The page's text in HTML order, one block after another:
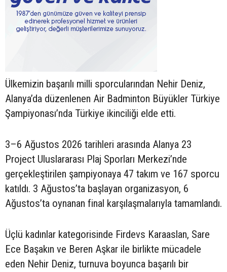
Ülkemizin başarılı milli sporcularından Nehir Deniz,
Alanya’da düzenlenen Air Badminton Büyükler Türkiye
Şampiyonası’nda Türkiye ikinciliği elde etti.
3–6 Ağustos 2026 tarihleri arasında Alanya 23
Project Uluslararası Plaj Sporları Merkezi’nde
gerçekleştirilen şampiyonaya 47 takım ve 167 sporcu
katıldı. 3 Ağustos’ta başlayan organizasyon, 6
Ağustos’ta oynanan final karşılaşmalarıyla tamamlandı.
Üçlü kadınlar kategorisinde Firdevs Karaaslan, Sare
Ece Başakın ve Beren Aşkar ile birlikte mücadele
eden Nehir Deniz, turnuva boyunca başarılı bir